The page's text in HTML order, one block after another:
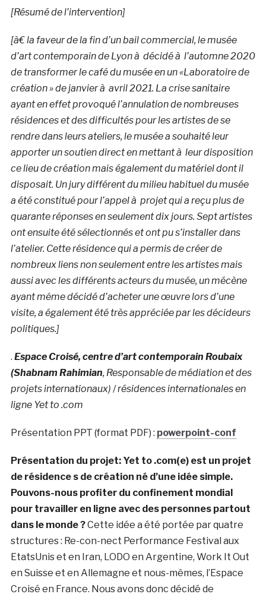
[Résumé de l’intervention]
[à€ la faveur de la fin d’un bail commercial, le musée
d’art contemporain de Lyon à décidé à l’automne 2020
de transformer le café du musée en un «Laboratoire de
création » de janvier à avril 2021. La crise sanitaire
ayant en effet provoqué l’annulation de nombreuses
résidences et des difficultés pour les artistes de se
rendre dans leurs ateliers, le musée a souhaité leur
apporter un soutien direct en mettant à leur disposition
ce lieu de création mais également du matériel dont il
disposait. Un jury différent du milieu habituel du musée
a été constitué pour l’appel à projet qui a reçu plus de
quarante réponses en seulement dix jours. Sept artistes
ont ensuite été sélectionnés et ont pu s’installer dans
l’atelier. Cette résidence qui a permis de créer de
nombreux liens non seulement entre les artistes mais
aussi avec les différents acteurs du musée, un mécène
ayant même décidé d’acheter une œuvre lors d’une
visite, a également été très appréciée par les décideurs
politiques.]
. Espace Croisé, centre d’art contemporain Roubaix
(Shabnam Rahimian, Responsable de médiation et des
projets internationaux) /résidences internationales en
ligne Yet to .com
Présentation PPT (format PDF) : powerpoint-conf
Présentation du projet: Yet to .com(e) est un projet
de résidence s de création né d’une idée simple.
Pouvons-nous profiter du confinement mondial
pour travailler en ligne avec des personnes partout
dans le monde ?Cette idée a été portée par quatre
structures : Re-con-nect Performance Festival aux
EtatsUnis et en Iran, LODO en Argentine, Work It Out
en Suisse et en Allemagne et nous-mêmes, l’Espace
Croisé en France. Nous avons donc décidé de